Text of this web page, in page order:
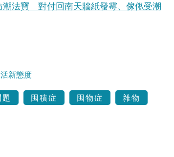
潮法寶 對付回南天牆紙發霉、傢俬受潮
新態度
囤積症 囤物症
雜物